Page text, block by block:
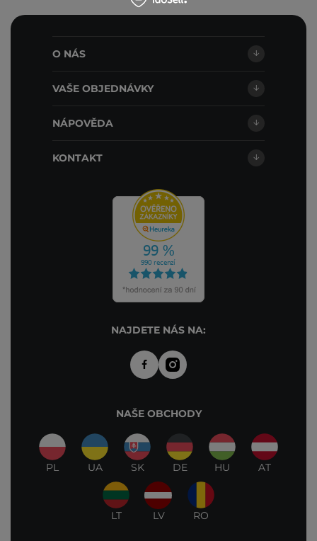
O NÁS
VAŠE OBJEDNÁVKY
NÁPOVĚDA
KONTAKT
NAJDETE NÁS NA:
NAŠE OBCHODY
PL UA SK DE HU AT
LT LV RO